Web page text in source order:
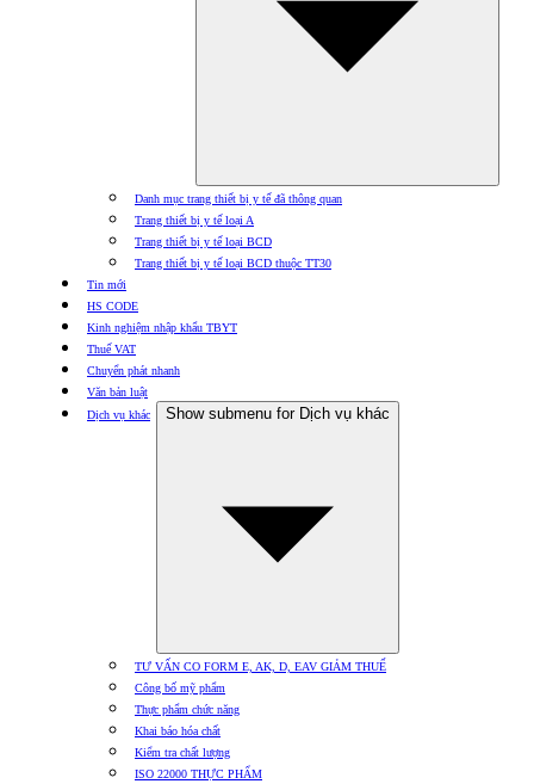
Danh mục trang thiết bị y tế đã thông quan
Trang thiết bị y tế loại A
Trang thiết bị y tế loại BCD
Trang thiết bị y tế loại BCD thuộc TT30
Tin mới
HS CODE
Kinh nghiệm nhập khẩu TBYT
Thuế VAT
Chuyển phát nhanh
Văn bản luật
Dịch vụ khác
Show submenu for Dịch vụ khác
TƯ VẤN CO FORM E, AK, D, EAV GIẢM THUẾ
Công bố mỹ phẩm
Thực phẩm chức năng
Khai báo hóa chất
Kiểm tra chất lượng
ISO 22000 THỰC PHẨM